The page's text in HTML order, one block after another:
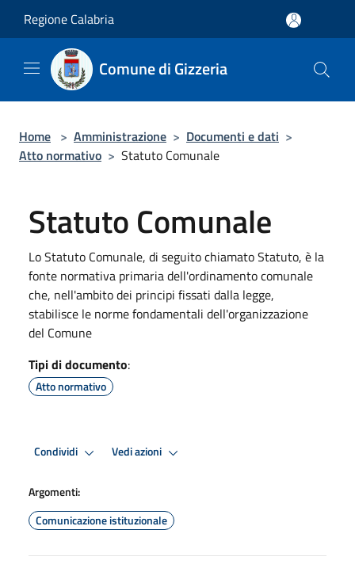
Regione Calabria
Comune di Gizzeria
Home > Amministrazione > Documenti e dati >
Atto normativo > Statuto Comunale
Statuto Comunale
Lo Statuto Comunale, di seguito chiamato Statuto, è la
fonte normativa primaria dell'ordinamento comunale
che, nell'ambito dei principi fissati dalla legge,
stabilisce le norme fondamentali dell'organizzazione
del Comune
Tipi di documento:
Atto normativo
Condividi Vedi azioni
Argomenti:
Comunicazione istituzionale